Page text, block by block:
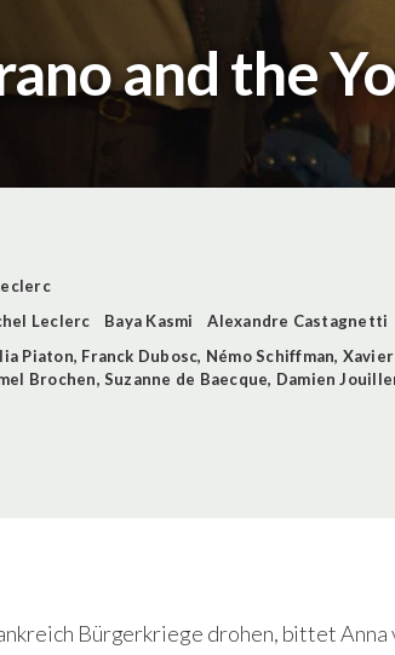
and the
Leclerc Baya Kasmi Alexandre Castagnetti
Piaton, Franck Dubosc, Némo Schiffman,
Brochen, Suzanne de Baecque, Damien
Bürgerkriege drohen, bittet Anna